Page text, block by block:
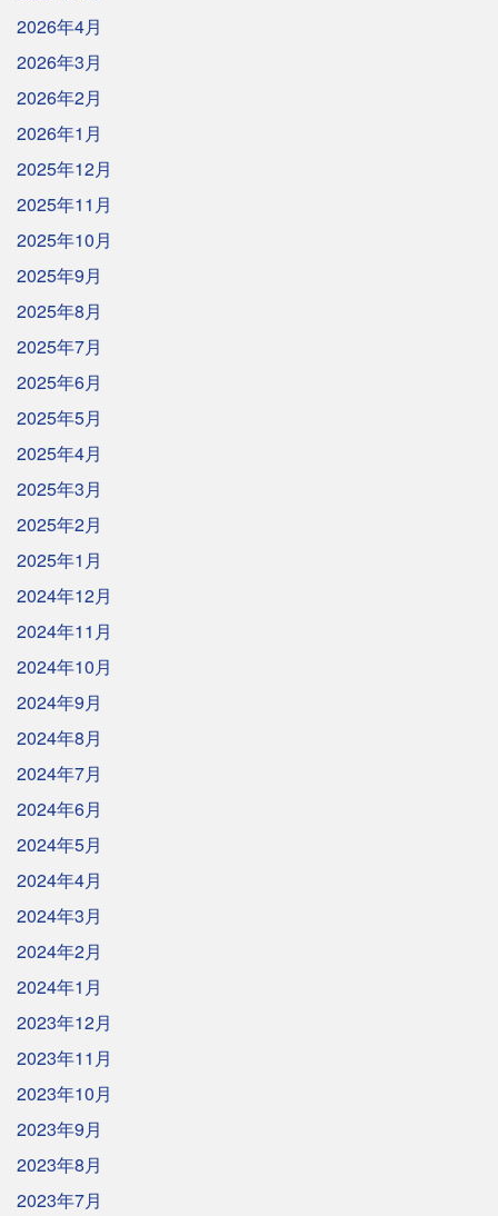
2026年4月
2026年3月
2026年2月
2026年1月
2025年12月
2025年11月
2025年10月
2025年9月
2025年8月
2025年7月
2025年6月
2025年5月
2025年4月
2025年3月
2025年2月
2025年1月
2024年12月
2024年11月
2024年10月
2024年9月
2024年8月
2024年7月
2024年6月
2024年5月
2024年4月
2024年3月
2024年2月
2024年1月
2023年12月
2023年11月
2023年10月
2023年9月
2023年8月
2023年7月